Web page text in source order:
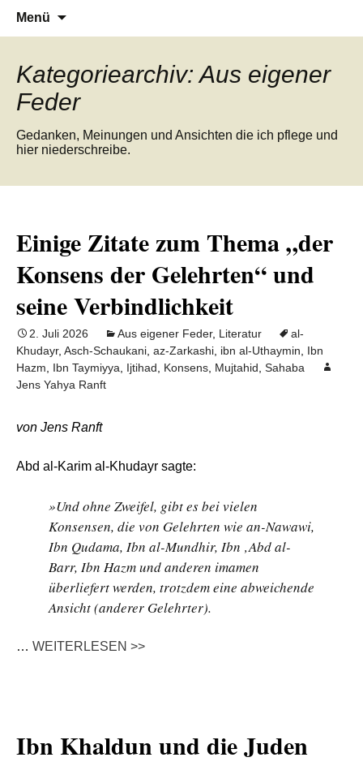
Al-Adala.de
Denn die Gerechtigkeit ist die Grundlage
von allem
Menü
Kategoriearchiv: Aus eigener
Feder
Gedanken, Meinungen und Ansichten die ich pflege und
hier niederschreibe.
Einige Zitate zum Thema „der
Konsens der Gelehrten“ und
seine Verbindlichkeit
2. Juli 2026 Aus eigener Feder, Literatur
al-
Khudayr, Asch-Schaukani az-Zarkashi ibn al-Uthaymin
Ibn
Hazm
Ibn Taymiyya Ijtihad Konsens Mujtahid Sahaba
Jens Yahya Ranft
von Jens Ranft
Abd al-Karim al-Khudayr sagte:
»Und ohne Zweifel, gibt es bei vielen
Konsensen, die von Gelehrten wie an-Nawawi,
Ibn Qudama, Ibn al-Mundhir, Ibn ‚Abd al-
Barr, Ibn Hazm und anderen imamen
überliefert werden, trotzdem eine abweichende
Ansicht (anderer Gelehrter).
… WEITERLESEN >>
Ibn Khaldun und die Juden